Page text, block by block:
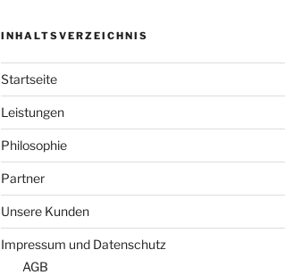
INHALTSVERZEICHNIS
Startseite
Leistungen
Philosophie
Partner
Unsere Kunden
Impressum und Datenschutz
AGB